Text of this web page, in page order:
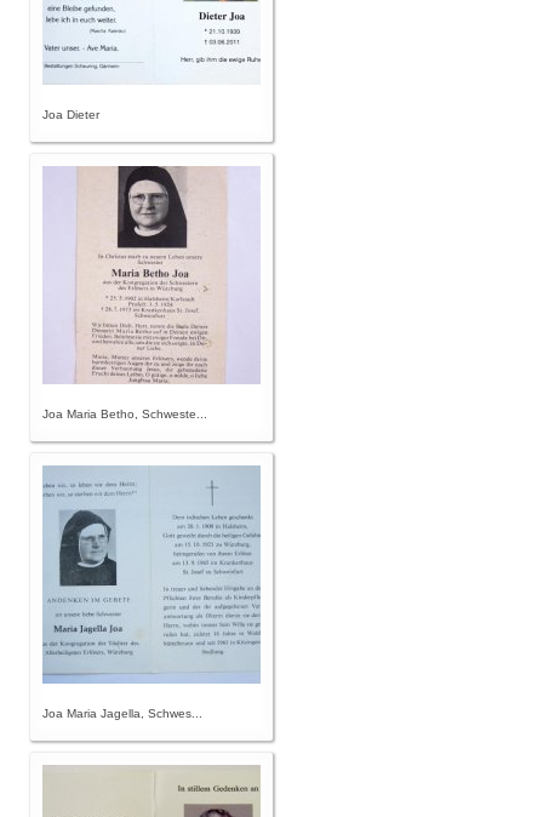
Joa Dieter
Joa Maria Betho, Schweste...
Joa Maria Jagella, Schwes...